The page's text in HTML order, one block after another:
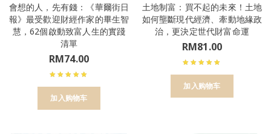
會想的人，先有錢：《華爾街日
報》最受歡迎財經作家的畢生智
慧，62個啟動致富人生的實踐
清單
RM74.00
加入购物车
土地制富：買不起的未來！土地
如何壟斷現代經濟、牽動地緣政
治，更決定世代財富命運
RM81.00
加入购物车